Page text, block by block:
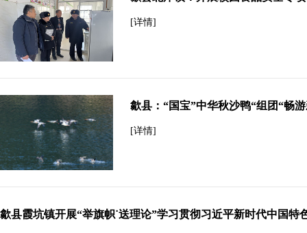
[详情]
歙县：“国宝”中华秋沙鸭“组团“畅
[详情]
歙县霞坑镇开展“举旗帜˙送理论”学习贯彻习近平新时代中国特